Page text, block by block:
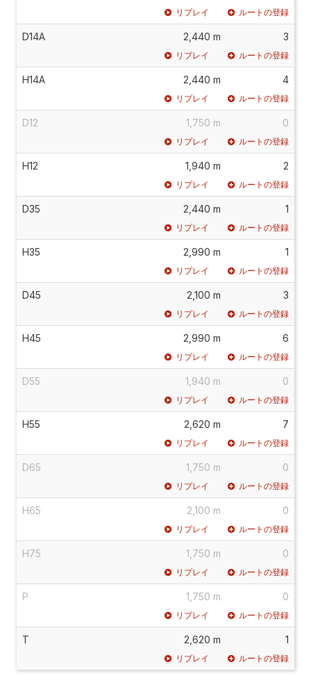
リプレイ ルートの登録
D14A 2,440 m 3
リプレイ ルートの登録
H14A 2,440 m 4
リプレイ ルートの登録
D12 1,750 m 0
リプレイ ルートの登録
H12 1,940 m 2
リプレイ ルートの登録
D35 2,440 m 1
リプレイ ルートの登録
H35 2,990 m 1
リプレイ ルートの登録
D45 2,100 m 3
リプレイ ルートの登録
H45 2,990 m 6
リプレイ ルートの登録
D55 1,940 m 0
リプレイ ルートの登録
H55 2,620 m 7
リプレイ ルートの登録
D65 1,750 m 0
リプレイ ルートの登録
H65 2,100 m 0
リプレイ ルートの登録
H75 1,750 m 0
リプレイ ルートの登録
P 1,750 m 0
リプレイ ルートの登録
T 2,620 m 1
リプレイ ルートの登録